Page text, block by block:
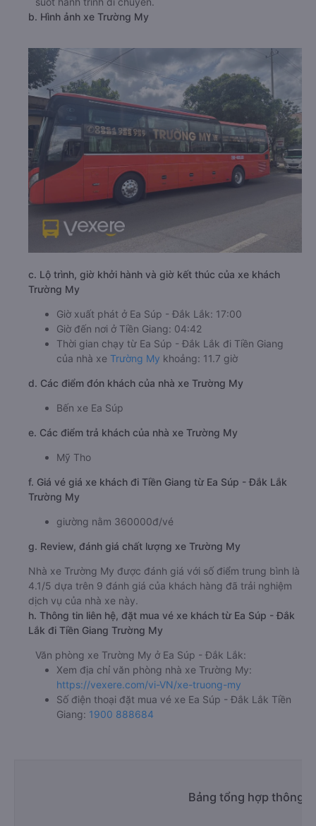
b. Hình ảnh xe Trường My
c. Lộ trình, giờ khởi hành và giờ kết thúc của xe khách
Trường My
Giờ xuất phát ở Ea Súp - Đắk Lắk: 17:00
Giờ đến nơi ở Tiền Giang: 04:42
Thời gian chạy từ Ea Súp - Đắk Lắk đi Tiền Giang
của nhà xe Trường My khoảng: 11.7 giờ
d. Các điểm đón khách của nhà xe Trường My
Bến xe Ea Súp
e. Các điểm trả khách của nhà xe Trường My
Mỹ Tho
f. Giá vé giá xe khách đi Tiền Giang từ Ea Súp - Đắk Lắk
Trường My
giường nằm 360000đ/vé
g. Review, đánh giá chất lượng xe Trường My
Nhà xe Trường My được đánh giá với số điểm trung bình là
4.1/5 dựa trên 9 đánh giá của khách hàng đã trải nghiệm
dịch vụ của nhà xe này.
h. Thông tin liên hệ, đặt mua vé xe khách từ Ea Súp - Đắk
Lắk đi Tiền Giang Trường My
Văn phòng xe Trường My ở Ea Súp - Đắk Lắk:
Xem địa chỉ văn phòng nhà xe Trường My:
https://vexere.com/vi-VN/xe-truong-my
Số điện thoại đặt mua vé xe Ea Súp - Đắk Lắk Tiền
Giang: 1900 888684
Bảng tổng hợp thông